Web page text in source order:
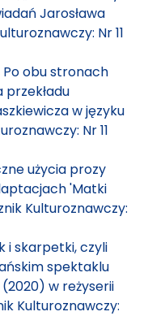
Jarosława
Nr 11
Po obu stronach
w języku
Nr 11
użycia prozy
'Matki
Kulturoznawczy:
i skarpetki, czyli
spektaklu
(2020) w reżyserii
Kulturoznawczy: